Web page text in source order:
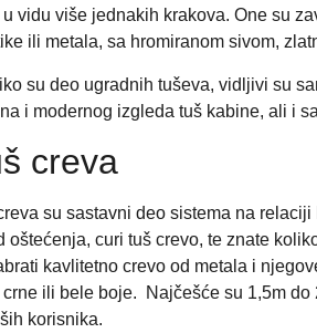
u vidu više jednakih krakova. One su
ili metala, sa hromiranom sivom,
su deo ugradnih tuševa, vidljivi su
i modernog izgleda tuš kabine, ali i
creva
su sastavni deo sistema na
oštećenja, curi tuš crevo, te znate
kavlitetno crevo od metala i
crne ili bele boje. Najčešće su 1,5m
korisnika.